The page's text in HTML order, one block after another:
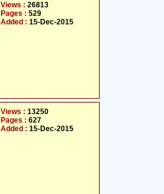
Views : 26813
Pages : 529
Added : 15-Dec-2015
Views : 13250
Pages : 627
Added : 15-Dec-2015